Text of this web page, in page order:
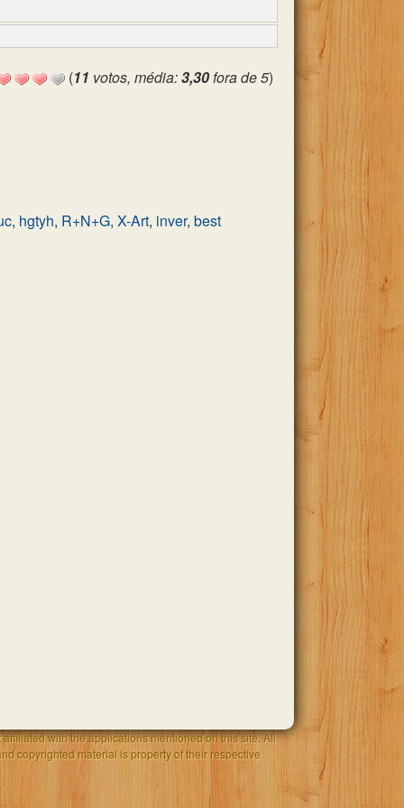
(11 votos, média:3,30fora de 5)
, hgtyh, R+N+G, X-Art, inver, best
with the applications mentioned on this site. All
copyrighted material is property of their respective